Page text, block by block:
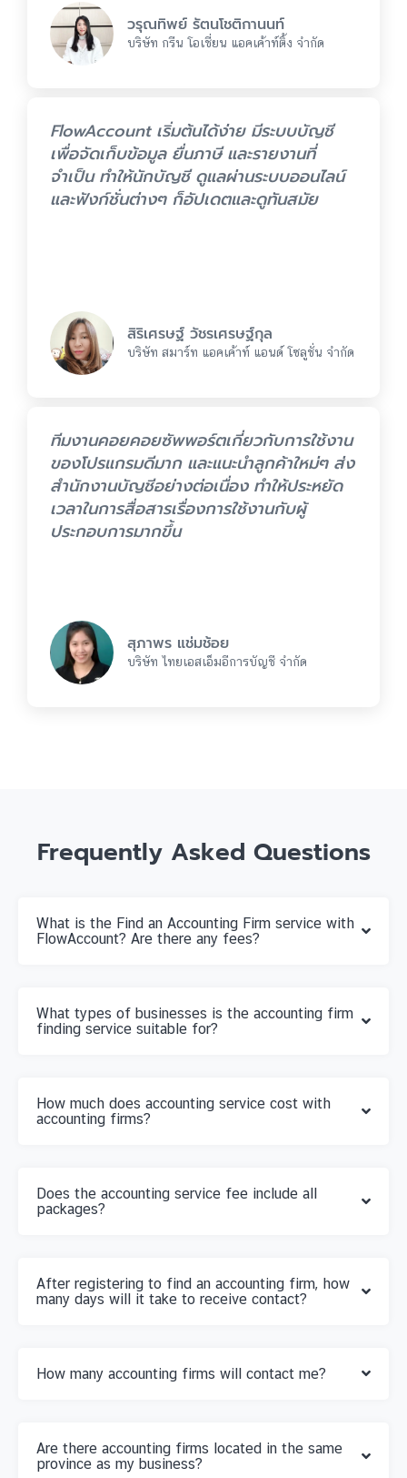
วรุณทิพย์ รัตนโชติกานนท์
บริษัท กรีน โอเชี่ยน แอคเค้าท์ติ้ง จำกัด
FlowAccount เริ่มต้นได้ง่าย มีระบบบัญชี
เพื่อจัดเก็บข้อมูล ยื่นภาษี และรายงานที่
จำเป็น ทำให้นักบัญชี ดูแลผ่านระบบออนไลน์
และฟังก์ชั่นต่างๆ ก็อัปเดตและดูทันสมัย
สิริเศรษฐ์ วัชรเศรษฐ์กุล
บริษัท สมาร์ท แอคเค้าท์ แอนด์ โซลูชั่น จำกัด
ทีมงานคอยคอยซัพพอร์ตเกี่ยวกับการใช้งาน
ของโปรแกรมดีมาก และแนะนำลูกค้าใหม่ๆ ส่ง
สำนักงานบัญชีอย่างต่อเนื่อง ทำให้ประหยัด
เวลาในการสื่อสารเรื่องการใช้งานกับผู้
ประกอบการมากขึ้น
สุภาพร แช่มช้อย
บริษัท ไทยเอสเอ็มอีการบัญชี จำกัด
Frequently Asked Questions
What is the Find an Accounting Firm service with
FlowAccount? Are there any fees?
What types of businesses is the accounting firm
finding service suitable for?
How much does accounting service cost with
accounting firms?
Does the accounting service fee include all
packages?
After registering to find an accounting firm, how
many days will it take to receive contact?
How many accounting firms will contact me?
Are there accounting firms located in the same
province as my business?